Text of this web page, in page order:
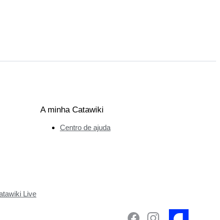
Live
A minha Catawiki
Centro de ajuda